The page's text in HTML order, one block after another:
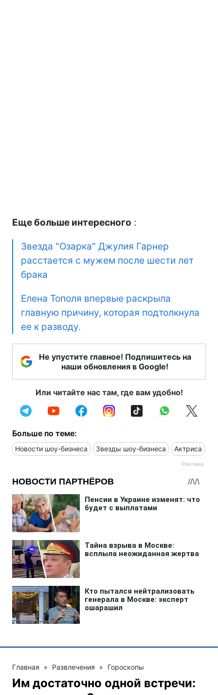
Еще больше интересного :
Звезда "Озарка" Джулия Гарнер
расстается с мужем после шести лет
брака
Елена Тополя впервые раскрыла
главную причину, которая подтолкнула
ее к разводу.
Не упустите главное! Подпишитесь на
наши обновления в Google!
Или читайте нас там, где вам удобно!
Больше по теме:
Новости шоу-бизнеса Звезды шоу-бизнеса Актриса
Главная » Развлечения » Гороскопы
Им достаточно одной встречи: